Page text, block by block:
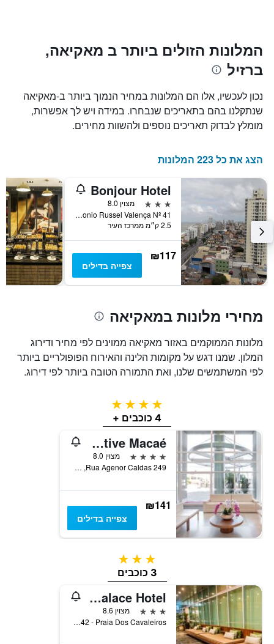
המחיר
הממוצע
של
חדר
במהלך
סוף
השבוע
בימים
X
המציגים
את
מספר
הימים
שנותרו
עד
התרשים
ציר
Y
המציג
את
מחיר
הממוצע
של
חדר
המלונות הזולים ביותר ב מאקיאה,
ברזיל
נכון לעכשיו, אלו הם המלונות במחיר הנמוך ביותר ב-מאקיאה
שנתקלנו בהם בתאריכים שנבחרו. במידה ויש לך אפשרות,
מומלץ לבדוק תאריכים נוספים ולהשוות מחירים.
הצג את כל 223 המלונות
Bonjour Hotel
3 כוכבים
מצוין 8.0
Rua Antonio Russel Valença Nº 41, מאקיאה, ברזיל
2.5 ק״מ ממרכז העיר
₪117
צפייה בדילים
מחירי מלונות במאקיאה
מלונות הממוקמים באזור מאקיאה ממוינים לפי מחיר ודירוג
המלון. שמנו דגש על מקומות הלינה והאירוח הפופולריים ביותר
לפי המשתמשים שלנו, ואת התמורה הטובה ביותר לפי דירוג.
4 כוכבים
4 כוכבים +
Transamerica Executive Macaé
4 כוכבים
מצוין 8.0
Rua Agenor Caldas 249, מאקיאה, ברזיל
₪141
צפייה בדילים
3 כוכבים
3 כוכבים
Royal Macaé Palace Hotel
3 כוכבים
מצוין 8.6
Avenida Atlântica, 1642 - Praia Dos Cavaleiros, מאקיאה, ברזיל